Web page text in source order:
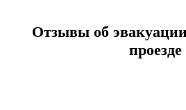
Отзывы об
проезде